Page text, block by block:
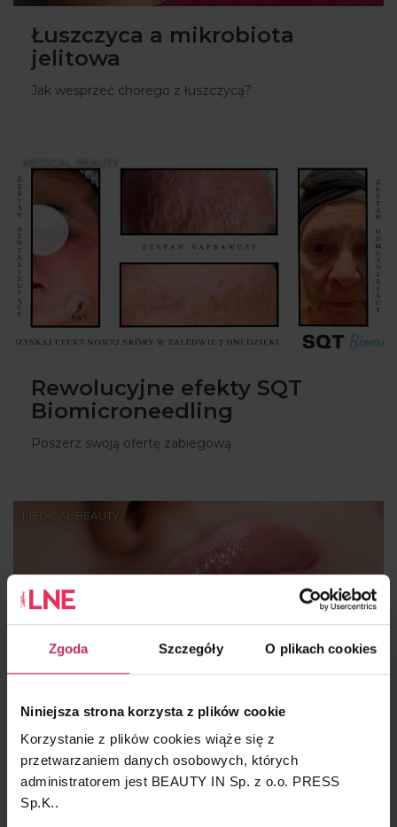
Zgoda Szczegóły O plikach cookies
Niniejsza strona korzysta z plików cookie
Korzystanie z plików cookies wiąże się z
przetwarzaniem danych osobowych, których
administratorem jest BEAUTY IN Sp. z o.o. PRESS
Sp.K..
Łuszczyca a mikrobiota
jelitowa
Jak wesprzeć chorego z łuszczycą?
Rewolucyjne efekty SQT
Biomicroneedling
Poszerz swoją ofertę zabiegową
MEDICAL BEAUTY
Klucz do młodości
Pełne, duże usta przyciągają wzrok i są
najpiękniejszym elementem twarzy